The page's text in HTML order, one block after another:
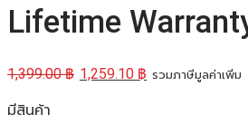
Lifetime
1,399.00฿ 1,259.10 ฿ รวมภาษีมูลค่าเพิ่ม
มีสินค้า